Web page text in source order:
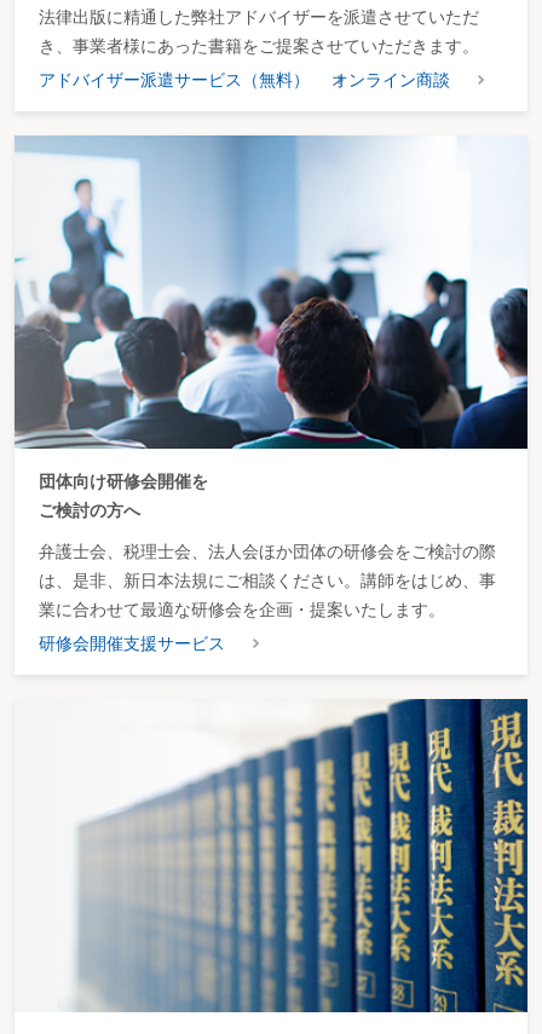
法律出版に精通した弊社アドバイザーを派遣させていただ
き、事業者様にあった書籍をご提案させていただきます。
アドバイザー派遣サービス（無料）
オンライン商談
団体向け研修会開催を
ご検討の方へ
弁護士会、税理士会、法人会ほか団体の研修会をご検討の際
は、是非、新日本法規にご相談ください。講師をはじめ、事
業に合わせて最適な研修会を企画・提案いたします。
研修会開催支援サービス